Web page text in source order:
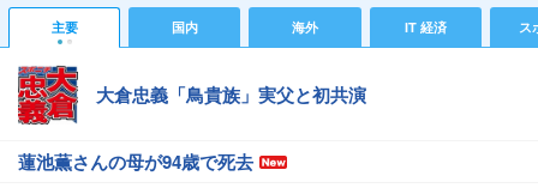
主要 国内 海外 IT 経済 ス
大倉忠義「鳥貴族」実父と初共演
蓮池薫さんの母が94歳で死去